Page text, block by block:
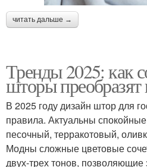
читать дальше →
Тренды 2025: как
шторы
В 2025 году дизайн штор для
правила. Актуальны
песочный, терракотовый,
Модны сложные цветовые
двух-трех тонов, позволяющие